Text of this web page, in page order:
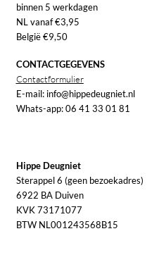
binnen 5 werkdagen
NL vanaf €3,95
België €9,50
CONTACTGEGEVENS
Contactformulier
E-mail: info@hippedeugniet.nl
Whats-app: 06 41 33 01 81
Hippe Deugniet
Sterappel 6 (geen bezoekadres)
6922 BA Duiven
KVK 73171077
BTW NL001243568B15